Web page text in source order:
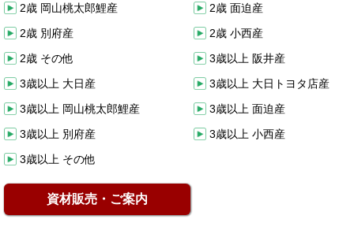
2歳 岡山桃太郎鯉産
2歳 面迫産
2歳 別府産
2歳 小西産
2歳 その他
3歳以上 阪井産
3歳以上 大日産
3歳以上 大日トヨタ店産
3歳以上 岡山桃太郎鯉産
3歳以上 面迫産
3歳以上 別府産
3歳以上 小西産
3歳以上 その他
資材販売・ご案内